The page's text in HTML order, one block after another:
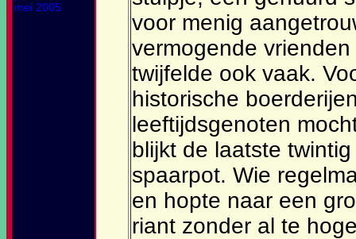
mei 2005
voor menig
vermogende
twijfelde ook vaak.
historische
leeftijdsgenoten
blijkt de laatste
spaarpot. Wie
en hopte naar een
riant zonder al te